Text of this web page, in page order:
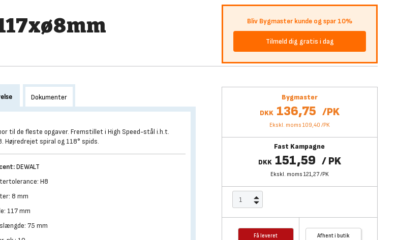
Bliv Bygmaster kunde og spar 10%
Tilmeld dig gratis i dag
Bygmaster
DKK 136,75 /PK
Ekskl. moms 109,40 /PK
Fast Kampagne
DKK 151,59 /PK
Ekskl. moms 121,27/PK
Få leveret Afhent i butik
Dokumenter
til de fleste opgaver. Fremstillet i High Speed-stål i.h.t.
Højredrejet spiral og 118° spids.
DEWALT
H8
8 mm
117 mm
75 mm